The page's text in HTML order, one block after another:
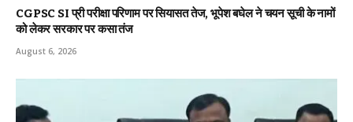
CGPSC SI प्री परीक्षा परिणाम पर सियासत तेज, भूपेश बघेल ने चयन सूची के नामों
को लेकर सरकार पर कसा तंज
August 6, 2026